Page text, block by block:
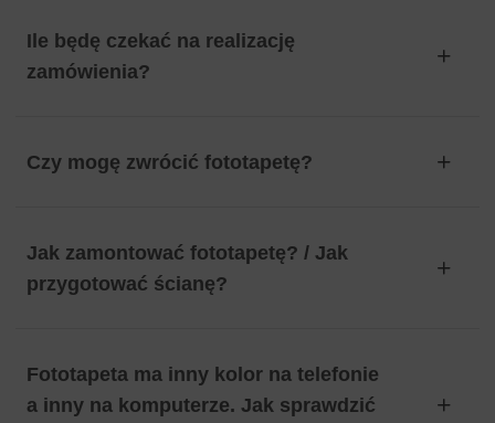
Ile będę czekać na realizację
zamówienia?
Czy mogę zwrócić fototapetę?
Jak zamontować fototapetę? / Jak
przygotować ścianę?
Fototapeta ma inny kolor na telefonie
a inny na komputerze. Jak sprawdzić